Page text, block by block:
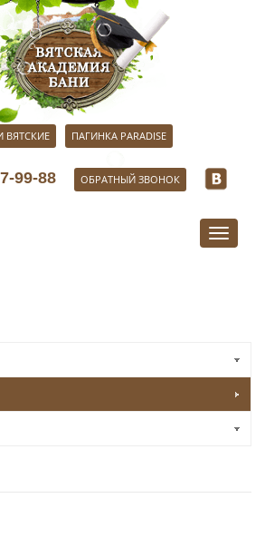
ПАГИНКА PARADISE
99-88 ОБРАТНЫЙ ЗВОНОК